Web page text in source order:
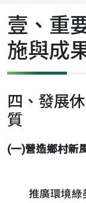
壹、重
施與成
四、發展
質
(一)營造鄉村新
推廣環境綠美